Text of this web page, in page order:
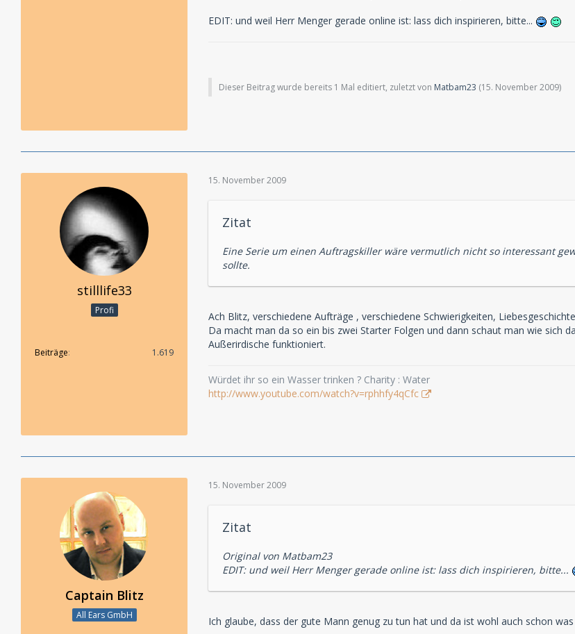
EDIT: und weil Herr Menger gerade online ist: lass dich inspirieren, bitte...
Dieser Beitrag wurde bereits 1 Mal editiert, zuletzt von Matbam23 (15. November 2009)
stilllife33
Profi
Beiträge 1.619
15. November 2009
Zitat
Eine Serie um einen Auftragskiller wäre vermutlich nicht so interessant
sollte.
Ach Blitz, verschiedene Aufträge , verschiedene Schwierigkeiten,
Da macht man da so ein bis zwei Starter Folgen und dann schaut man wie sich
Außerirdische funktioniert.
Würdet ihr so ein Wasser trinken ? Charity : Water
http://www.youtube.com/watch?v=rphhfy4qCfc
Captain Blitz
All Ears GmbH
15. November 2009
Zitat
Original von Matbam23
EDIT: und weil Herr Menger gerade online ist: lass dich inspirieren, bitte...
Ich glaube, dass der gute Mann genug zu tun hat und da ist wohl auch schon